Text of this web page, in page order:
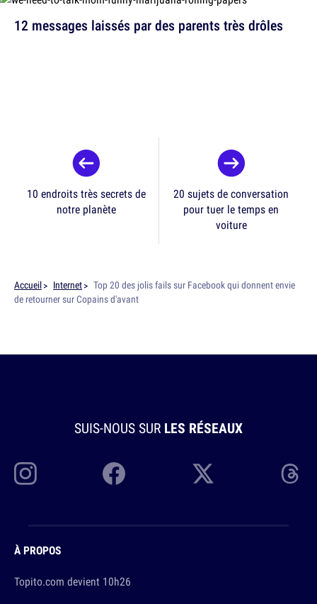
12 messages laissés par des parents très drôles
10 endroits très secrets de
notre planète
20 sujets de conversation
pour tuer le temps en
voiture
Accueil Internet
Top 20 des jolis fails sur Facebook qui donnent envie
de retourner sur Copains d'avant
SUIS-NOUS SUR LES RÉSEAUX
À PROPOS
Topito.com devient 10h26